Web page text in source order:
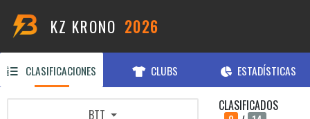
KZ KRONO 2026
CLASIFICACIONES CLUBS ESTADÍSTICAS
BTT
CLASIFICADOS